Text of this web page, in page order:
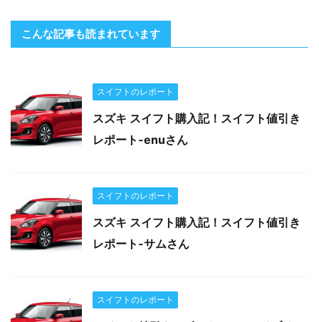
こんな記事も読まれています
スイフトのレポート
スズキ スイフト購入記！スイフト値引き
レポート-enuさん
スイフトのレポート
スズキ スイフト購入記！スイフト値引き
レポート-サムさん
スイフトのレポート